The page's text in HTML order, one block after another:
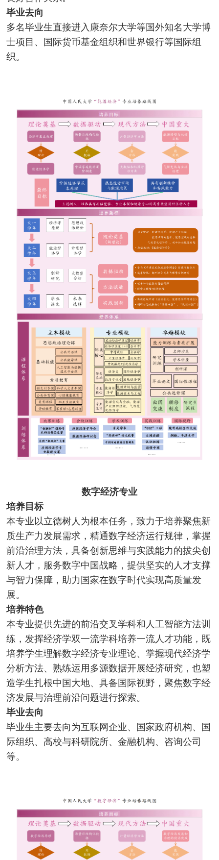
毕业去向
多名毕业生直接进入康奈尔大学等国外知名大学博
士项目、国际货币基金组织和世界银行等国际组
织。
数字经济专业
培养目标
本专业以立德树人为根本任务，致力于培养聚焦新
质生产力发展需求，精通数字经济运行规律，掌握
前沿治理方法，具备创新思维与实践能力的拔尖创
新人才，服务数字中国战略，提供坚实的人才支撑
与智力保障，助力国家在数字时代实现高质量发
展。
培养特色
本专业提供先进的前沿交叉学科和人工智能方法训
练，发挥经济学双一流学科培养一流人才功能，既
培养学生理解数字经济专业理论、掌握现代经济学
分析方法、熟练运用多源数据开展经济研究，也塑
造学生扎根中国大地、具备国际视野，聚焦数字经
济发展与治理前沿问题进行探索。
毕业去向
毕业生主要去向为互联网企业、国家政府机构、国
际组织、高校与科研院所、金融机构、咨询公司
等。